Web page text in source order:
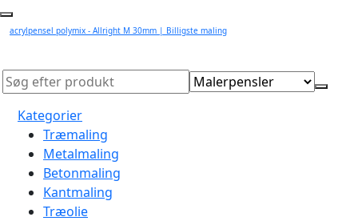
acrylpensel polymix - Allright M 30mm | Billigste maling
Kategorier
Træmaling
Metalmaling
Betonmaling
Kantmaling
Træolie